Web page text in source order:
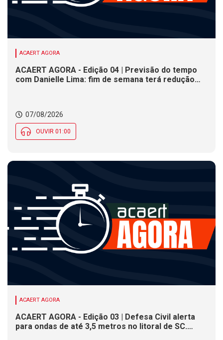
ACAERT AGORA
ACAERT AGORA - Edição 04 | Previsão do tempo
com Danielle Lima: fim de semana terá redução
07/08/2026
OUVIR 01:00
ACAERT AGORA
ACAERT AGORA - Edição 03 | Defesa Civil alerta
para ondas de até 3,5 metros no litoral de SC.